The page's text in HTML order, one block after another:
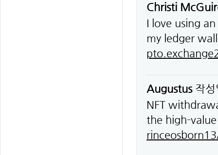
Christi
I love using
my ledger
Augustus작
NFT
the high-